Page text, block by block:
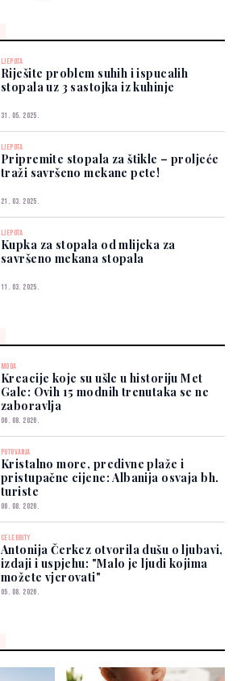
LJEPOTA
Riješite problem suhih i ispucalih
stopala uz 3 sastojka iz kuhinje
31. 05. 2025.
LJEPOTA
Pripremite stopala za štikle – proljeće
traži savršeno mekane pete!
21. 03. 2025.
LJEPOTA
Kupka za stopala od mlijeka za
savršeno mekana stopala
11. 03. 2025.
MODA
Kreacije koje su ušle u historiju Met
Gale: Ovih 15 modnih trenutaka se ne
zaboravlja
06. 08. 2026.
PUTOVANJA
Kristalno more, predivne plaže i
pristupačne cijene: Albanija osvaja bh.
turiste
06. 08. 2026.
CELEBRITY
Antonija Čerkez otvorila dušu o ljubavi,
izdaji i uspjehu: "Malo je ljudi kojima
možete vjerovati"
05. 08. 2026.